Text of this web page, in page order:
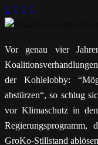
Vor genau vier
der Kohlelobby:
abstürzen“, so schlug
vor Klimaschutz in
Regierungsprogramm,
GroKo-Stillstand